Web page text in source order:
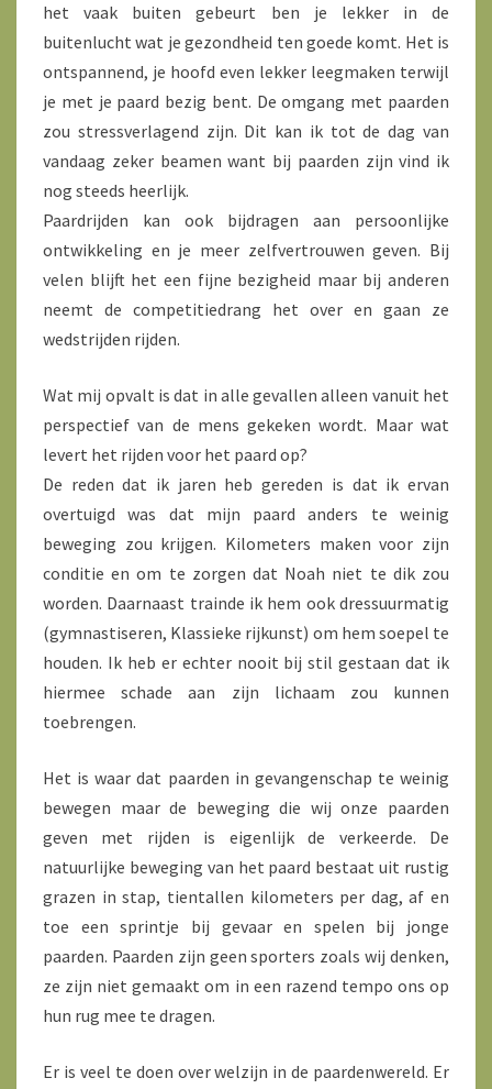
het vaak buiten gebeurt ben je lekker in de
buitenlucht wat je gezondheid ten goede komt. Het is
ontspannend, je hoofd even lekker leegmaken terwijl
je met je paard bezig bent. De omgang met paarden
zou stressverlagend zijn. Dit kan ik tot de dag van
vandaag zeker beamen want bij paarden zijn vind ik
nog steeds heerlijk.
Paardrijden kan ook bijdragen aan persoonlijke
ontwikkeling en je meer zelfvertrouwen geven. Bij
velen blijft het een fijne bezigheid maar bij anderen
neemt de competitiedrang het over en gaan ze
wedstrijden rijden.
Wat mij opvalt is dat in alle gevallen alleen vanuit het
perspectief van de mens gekeken wordt. Maar wat
levert het rijden voor het paard op?
De reden dat ik jaren heb gereden is dat ik ervan
overtuigd was dat mijn paard anders te weinig
beweging zou krijgen. Kilometers maken voor zijn
conditie en om te zorgen dat Noah niet te dik zou
worden. Daarnaast trainde ik hem ook dressuurmatig
(gymnastiseren, Klassieke rijkunst) om hem soepel te
houden. Ik heb er echter nooit bij stil gestaan dat ik
hiermee schade aan zijn lichaam zou kunnen
toebrengen.
Het is waar dat paarden in gevangenschap te weinig
bewegen maar de beweging die wij onze paarden
geven met rijden is eigenlijk de verkeerde. De
natuurlijke beweging van het paard bestaat uit rustig
grazen in stap, tientallen kilometers per dag, af en
toe een sprintje bij gevaar en spelen bij jonge
paarden. Paarden zijn geen sporters zoals wij denken,
ze zijn niet gemaakt om in een razend tempo ons op
hun rug mee te dragen.
Er is veel te doen over welzijn in de paardenwereld. Er